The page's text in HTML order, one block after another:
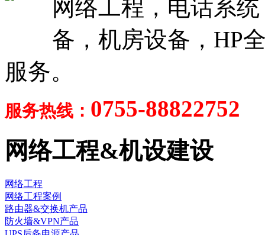
网络工程，电话系
备，机房设备，HP
服务。
服务热线： 0755-88822752
网络工程&机设建设
网络工程
网络工程案例
路由器&交换机产品
防火墙&VPN产品